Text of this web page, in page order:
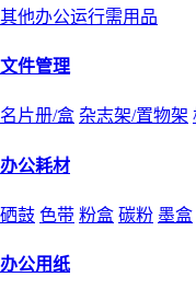
其他办公运行需用品
文件管理
名片册/盒 杂志架/置物架
办公耗材
硒鼓 色带 粉盒 碳粉 墨盒
办公用纸